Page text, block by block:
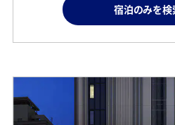
宿泊のみを検